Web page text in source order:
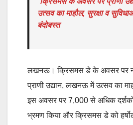
उत्सव का माहौल, सुरक्षा व
बंदोबस्त
लखनऊ। क्रिसमस डे के अवसर पर
प्राणी उद्यान, लखनऊ में उत्सव का
इस अवसर पर 7,000 से अधिक दर्शकों
भ्रमण किया और क्रिसमस डे को